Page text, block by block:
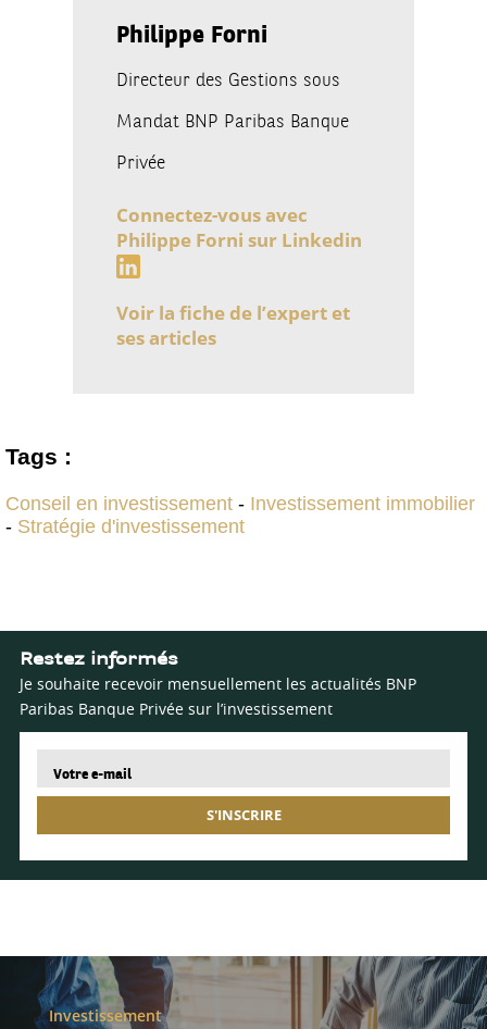
Philippe Forni
Directeur des Gestions sous
Mandat BNP Paribas Banque
Privée
Connectez-vous avec
Philippe Forni sur Linkedin
Voir la fiche de l’expert et
ses articles
Tags :
Conseil en investissement - Investissement immobilier
- Stratégie d'investissement
Restez informés
Je souhaite recevoir mensuellement les actualités BNP
Paribas Banque Privée sur l’investissement
S'INSCRIRE
Investissement